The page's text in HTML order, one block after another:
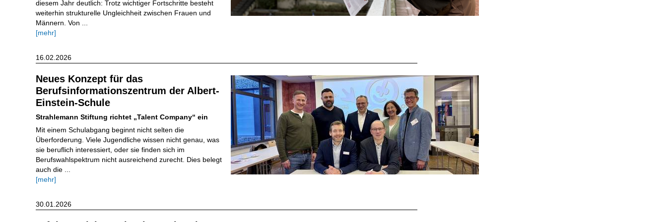
diesem Jahr deutlich: Trotz wichtiger Fortschritte besteht
weiterhin strukturelle Ungleichheit zwischen Frauen und
Männern. Von ...
[mehr]
Neues Konzept für das
Berufsinformationszentrum der Albert-
Einstein-Schule
Strahlemann Stiftung richtet „Talent Company“ ein
Mit einem Schulabgang beginnt nicht selten die
Überforderung. Viele Jugendliche wissen nicht genau, was
sie beruflich interessiert, oder sie finden sich im
Berufswahlspektrum nicht ausreichend zurecht. Dies belegt
auch die ...
[mehr]
16.02.2026
30.01.2026